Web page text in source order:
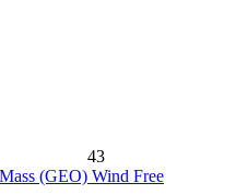
43
(GEO) Wind Free